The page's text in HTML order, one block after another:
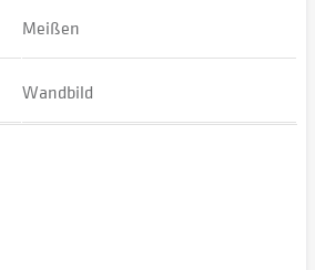
Meißen
Wandbild